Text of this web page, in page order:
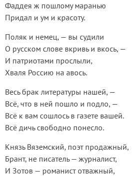
Фаддея ж пошлому маранью
Придал и ум и красоту.
Поляк и немец, — вы судили
О русском слове вкривь и вкось, —
И патриотами прослыли,
Хваля Россию на авось.
Весь брак литературы нашей, —
Всё, что в ней пошло и подло, —
Всё к вам сошлось в газете вашей.
Всё дичь свободно понесло.
Князь Вяземский, поэт продажный,
Брант, не писатель — журналист,
И Зотов — романист отважный,